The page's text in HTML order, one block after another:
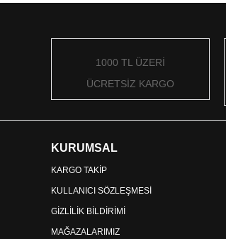
1000 TL ÜZERİ
ÜCRETSİZ KARGO
KURUMSAL
KARGO TAKİP
KULLANICI SÖZLEŞMESİ
GİZLİLİK BİLDİRİMİ
MAĞAZALARIMIZ